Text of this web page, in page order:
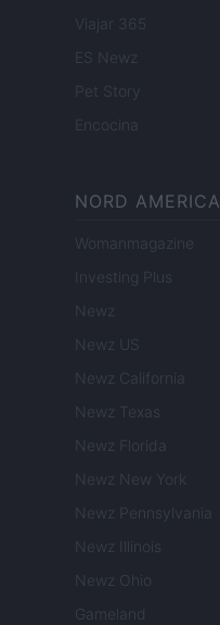
Viajar 365
ES Newz
Pet Story
Encocina
NORD AMERICA
Womanmagazine
Investing Plus
Newz
Newz US
Newz California
Newz Texas
Newz Florida
Newz New York
Newz Pennsylvania
Newz Illinois
Newz Ohio
Gameland